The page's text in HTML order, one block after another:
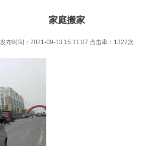
家庭搬家
发布时间：2021-09-13 15:11:07 点击率： 1322次